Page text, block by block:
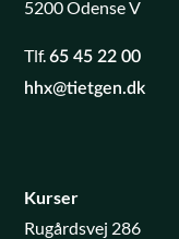
5200 Odense V
Tlf.65 45 22 00
hhx@tietgen.dk
Kurser
Rugårdsvej 286